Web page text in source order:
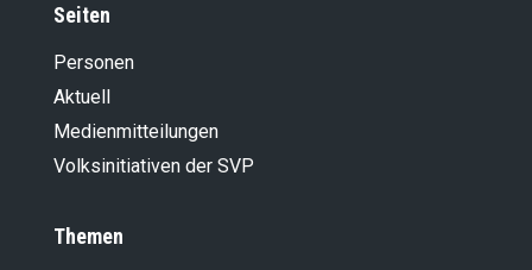
Seiten
Personen
Aktuell
Medienmitteilungen
Volksinitiativen der SVP
Themen